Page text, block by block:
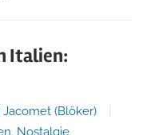
Italien:
Jacomet (Blöker)
, Nostalgie